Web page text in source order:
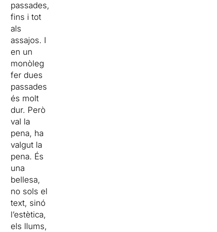
passades,
fins i tot
als
assajos. I
en un
monòleg
fer dues
passades
és molt
dur. Però
val la
pena, ha
valgut la
pena. És
una
bellesa,
no sols el
text, sinó
l’estètica,
els llums,